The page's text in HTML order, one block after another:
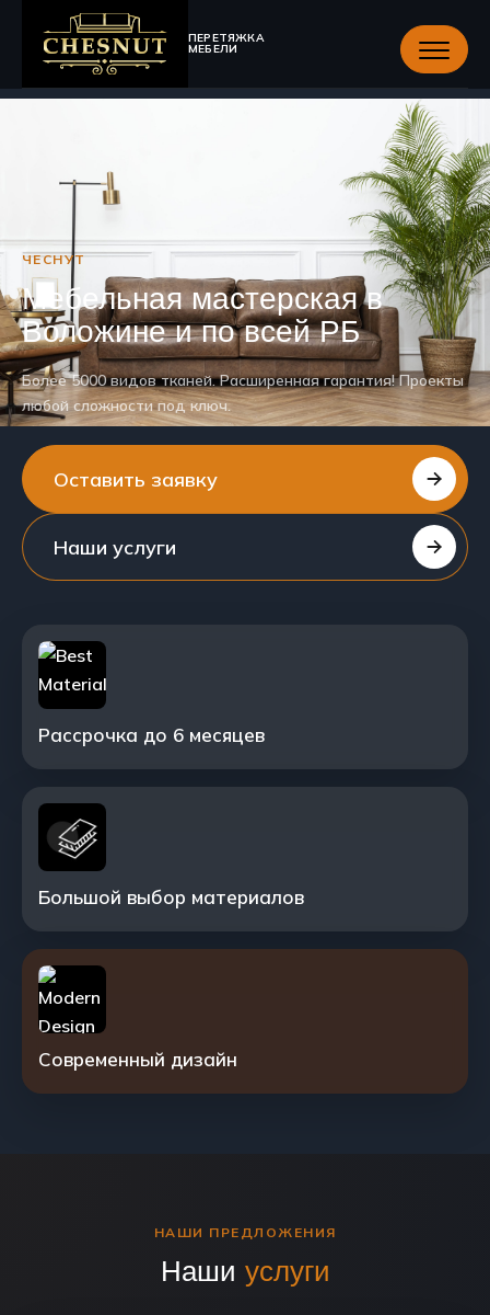
ПЕРЕТЯЖКА
МЕБЕЛИ
ЧЕСНУТ
Мебельная мастерская в
Воложине и по всей РБ
Более 5000 видов тканей. Расширенная гарантия! Проекты
любой сложности под ключ.
Оставить заявку
Наши услуги
Рассрочка до 6 месяцев
Большой выбор материалов
Современный дизайн
НАШИ ПРЕДЛОЖЕНИЯ
Наши услуги